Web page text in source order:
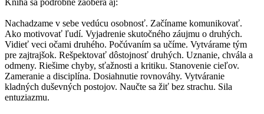
Nachadzame v sebe vedúcu osobnosť. Začíname komunikovať.
Ako motivovať ľudí. Vyjadrenie skutočného záujmu o druhých.
Vidieť veci očami druhého. Počúvaním sa učíme. Vytvárame tým
pre zajtrajšok. Rešpektovať dôstojnosť druhých. Uznanie, chvála a
odmeny. Riešime chyby, sťažnosti a kritiku. Stanovenie cieľov.
Zameranie a disciplína. Dosiahnutie rovnováhy. Vytváranie
kladných duševných postojov. Naučte sa žiť bez strachu. Sila
entuziazmu.